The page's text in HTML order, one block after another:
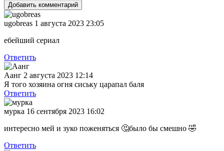
Добавить комментарий
ugobreas 1 августа 2023 23:05
ебейший сериал
Ответить
Аанг 2 августа 2023 12:14
Я того хозяина огня сиську царапал баля
Ответить
мурка 16 сентября 2023 16:02
интересно мей и зуко поженяться 🤔было бы смешно 🤣
Ответить